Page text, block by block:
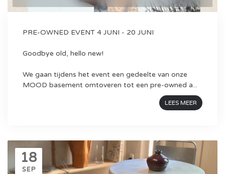
PRE-OWNED EVENT 4 JUNI - 20 JUNI
Goodbye old, hello new!
We gaan tijdens het event een gedeelte van onze
MOOD basement omtoveren tot een pre-owned a...
LEES MEER
18
SEP